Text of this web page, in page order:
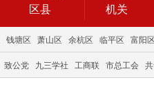
区县
机关
钱塘区 萧山区 余杭区 临平区 富阳
致公党 九三学社 工商联 市总工会